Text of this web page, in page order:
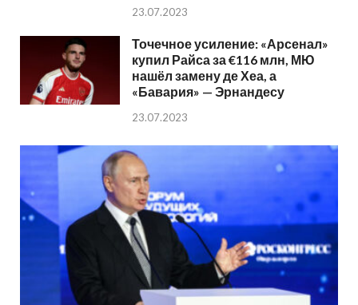
23.07.2023
Точечное усиление: «Арсенал»
купил Райса за €116 млн, МЮ
нашёл замену де Хеа, а
«Бавария» — Эрнандесу
23.07.2023